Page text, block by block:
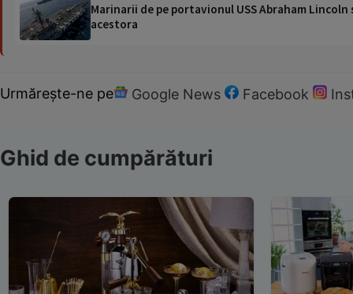
Marinarii de pe portavionul USS Abraham
acestora
Urmărește-ne pe Google News Facebook
Ghid de cumpărături